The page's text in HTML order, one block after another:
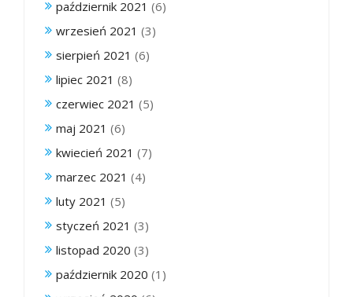
październik 2021 (6)
wrzesień 2021 (3)
sierpień 2021 (6)
lipiec 2021 (8)
czerwiec 2021 (5)
maj 2021 (6)
kwiecień 2021 (7)
marzec 2021 (4)
luty 2021 (5)
styczeń 2021 (3)
listopad 2020 (3)
październik 2020 (1)